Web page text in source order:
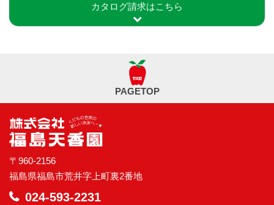
カタログ請求はこちら
PAGETOP
〒960-2156
福島県福島市荒井字上町裏2番地
024-593-2231